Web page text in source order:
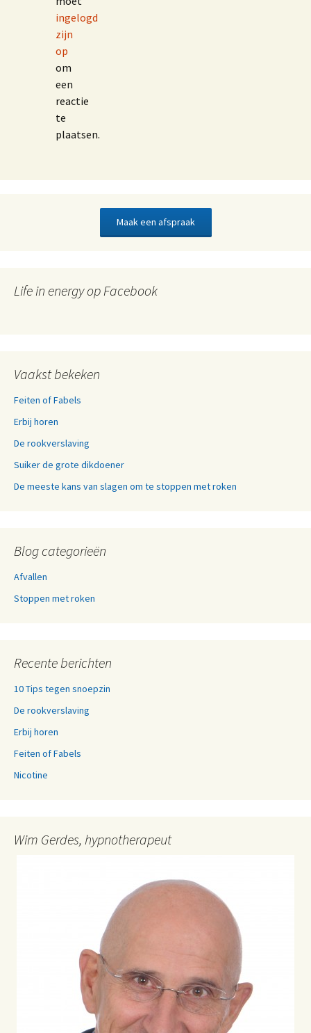
ingelogd
zijn
op
om
een
reactie
te
plaatsen.
Maak een afspraak
Life in energy op Facebook
Vaakst bekeken
Feiten of Fabels
Erbij horen
De rookverslaving
Suiker de grote dikdoener
De meeste kans van slagen om te stoppen met roken
Blog categorieën
Afvallen
Stoppen met roken
Recente berichten
10 Tips tegen snoepzin
De rookverslaving
Erbij horen
Feiten of Fabels
Nicotine
Wim Gerdes, hypnotherapeut